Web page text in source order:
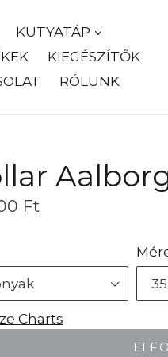
KUTYATÁP
KIEGÉSZÍTŐK
RÓLUNK
Ft
Charts